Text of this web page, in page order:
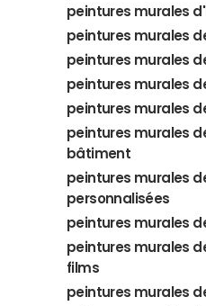
peintures murales
peintures murales
peintures murales
peintures murales
peintures murales
peintures murales
bâtiment
peintures murales
personnalisées
peintures murales
peintures murales
films
peintures murales